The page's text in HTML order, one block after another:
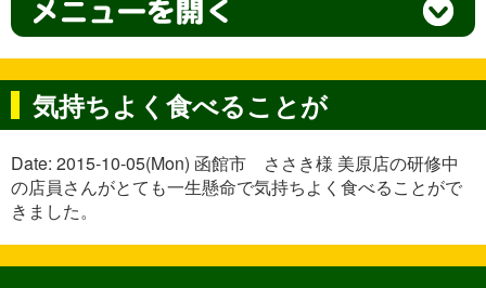
気持ちよく食べることが
Date: 2015-10-05(Mon) 函館市 ささき様 美原店の研修中
の店員さんがとても一生懸命で気持ちよく食べることがで
きました。